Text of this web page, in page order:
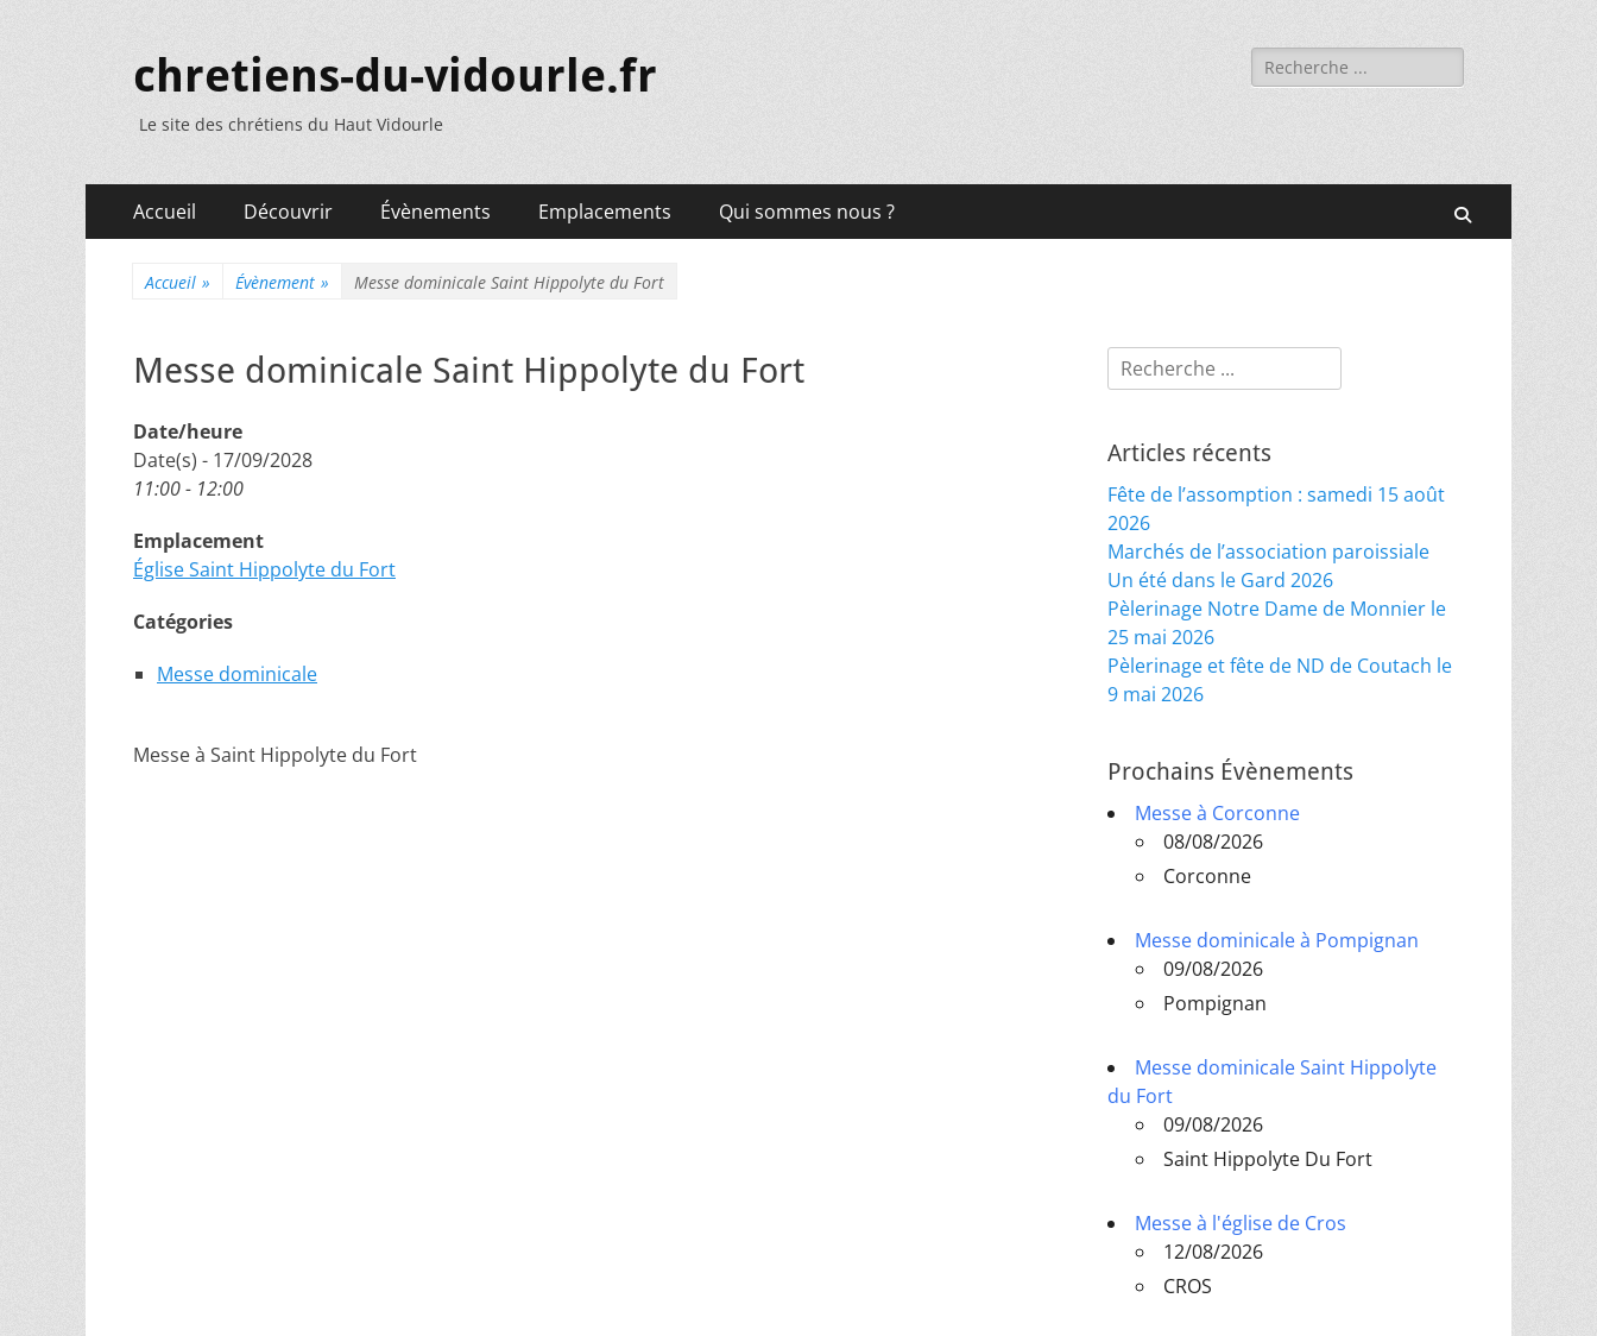
chretiens-du-vidourle.fr
Le site des chrétiens du Haut Vidourle
Rechercher :
Menu
principal
Accueil Découvrir Évènements Emplacements Qui sommes nous ?
Accueil » Évènement » Messe dominicale Saint Hippolyte du Fort
Messe dominicale Saint Hippolyte du Fort
Date/heure
Date(s) - 17/09/2028
11:00 - 12:00
Emplacement
Église Saint Hippolyte du Fort
Catégories
Messe dominicale
Messe à Saint Hippolyte du Fort
Rechercher :
Articles récents
Fête de l’assomption : samedi 15 août
2026
Marchés de l’association paroissiale
Un été dans le Gard 2026
Pèlerinage Notre Dame de Monnier le
25 mai 2026
Pèlerinage et fête de ND de Coutach le
9 mai 2026
Prochains Évènements
Messe à Corconne
08/08/2026
Corconne
Messe dominicale à Pompignan
09/08/2026
Pompignan
Messe dominicale Saint Hippolyte
du Fort
09/08/2026
Saint Hippolyte Du Fort
Messe à l'église de Cros
12/08/2026
CROS